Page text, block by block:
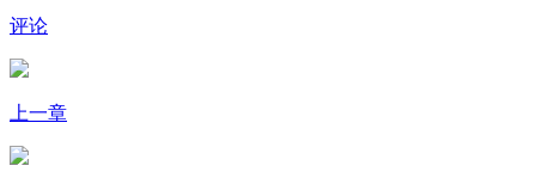
评论
上一章